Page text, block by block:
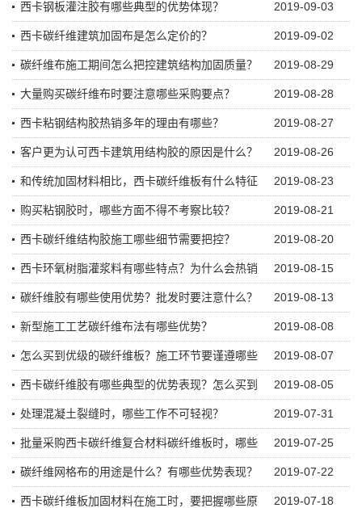
2019-09-03
西卡钢板灌注胶有哪些典型的优势体现？
2019-09-02
西卡碳纤维建筑加固布是怎么定价的？
2019-08-29
碳纤维布施工期间怎么把控建筑结构加固质量？
2019-08-28
大量购买碳纤维布时要注意哪些采购要点？
2019-08-27
西卡粘钢结构胶热销多年的理由有哪些？
2019-08-26
客户更为认可西卡建筑用结构胶的原因是什么？
2019-08-23
和传统加固材料相比，西卡碳纤维板有什么特征
2019-08-21
购买粘钢胶时，哪些方面不得不考察比较？
2019-08-20
西卡碳纤维结构胶施工哪些细节需要把控？
2019-08-15
西卡环氧树脂灌浆料有哪些特点？为什么会热销
2019-08-13
碳纤维胶有哪些使用优势？批发时要注意什么？
2019-08-08
新型施工工艺碳纤维布法有哪些优势？
2019-08-07
怎么买到优级的碳纤维板？施工环节要谨遵哪些
2019-08-05
西卡碳纤维胶有哪些典型的优势表现？怎么买到
2019-07-31
处理混凝土裂缝时，哪些工作不可轻视？
2019-07-25
批量采购西卡碳纤维复合材料碳纤维板时，哪些
2019-07-22
碳纤维网格布的用途是什么？有哪些优势表现？
2019-07-18
西卡碳纤维板加固材料在施工时，要把握哪些原